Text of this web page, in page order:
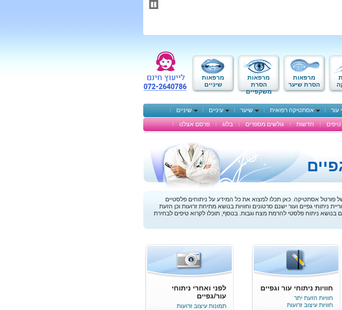
מרפאות
הסרת שיער
מרפאות
הסרת
משקפיים
מרפאות
שיניים
עור אסתטיקה רפואית שיער עיניים
שיניים
טיפים חדשות גולשים מספרים בלוג
פרסם אצלנו
של פורטל אסתטיקה. כאן תכלו למצוא את כל המידע על ניתוחים פלסטיים
ניתוחי גפיים ועור ישנם סרטונים וחוויות בנושא מתיחת זרועות וכן הזעת
בנושא ניתוח פלסטי להרמת מצח וגבות. בנוסף, תוכלו לקרוא טיפים לבחירת
חוויות ניתוחי עור וגפיים
חוויות הזעת יתר
חוויות עיצוב זרועות
לפני ואחרי ניתוחי
עור/גפיים
תמונות עיצוב זרועות